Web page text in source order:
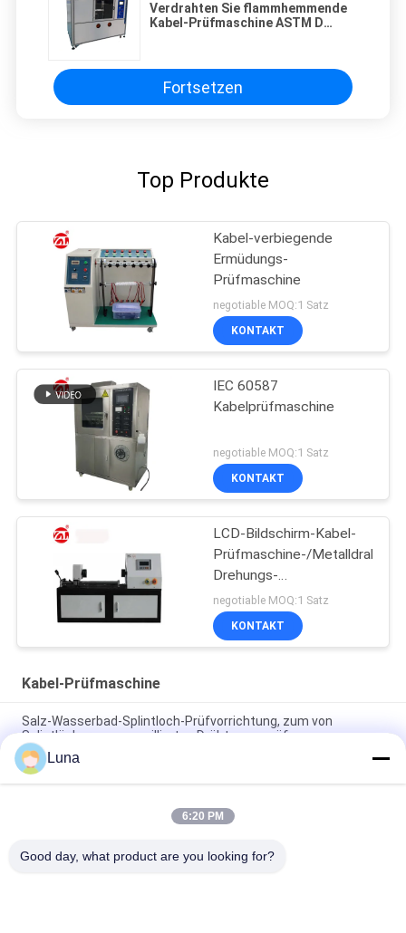
Verdrahten Sie flammhemmende
Kabel-Prüfmaschine ASTM D
Fortsetzen
Top Produkte
Kabel-verbiegende
Ermüdungs-
Prüfmaschine
negotiable MOQ:1 Satz
KONTAKT
IEC 60587
Kabelprüfmaschine
negotiable MOQ:1 Satz
KONTAKT
LCD-Bildschirm-Kabel-
Prüfmaschine-/Metalldraht-
Drehungs-
Prüfvorrichtungs-
Einweg- und
bidirektionales Verdrehen
negotiable MOQ:1 Satz
KONTAKT
Kabel-Prüfmaschine
Salz-Wasserbad-Splintloch-Prüfvorrichtung, zum von
Splintlöchern von emaillierten Drähten zu prüfen
ASTM D149 IEC 60243 Spannungsausfallprüfer Maschine
Isoliermaterial Spannungsausfallprüfgerät
IEC 60068-2 ISO 5344 Sinusoidal Vibration Test Maschine
Luna
6:20 PM
Good day, what product are you looking for?